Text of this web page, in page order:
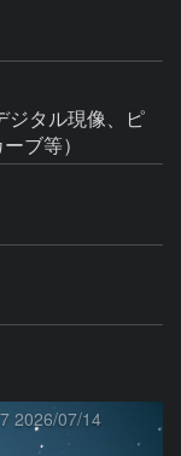
ジタル現像、ピ
2026/07/14